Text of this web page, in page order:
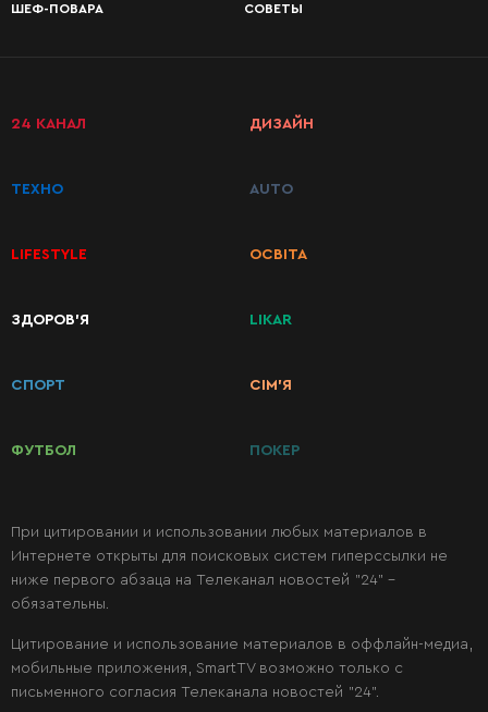
Вторые
Салаты
ШЕФ-ПОВАРА СОВЕТЫ
24 КАНАЛ
ТЕХНО
LIFESTYLE
ЗДОРОВ’Я
СПОРТ
ФУТБОЛ
ДИЗАЙН
AUTO
ОСВІТА
LIKAR
СІМ’Я
ПОКЕР
При цитировании и использовании любых материалов в
Интернете открыты для поисковых систем гиперссылки не
ниже первого абзаца на Телеканал новостей "24" -
обязательны.
Цитирование и использование материалов в оффлайн-медиа,
мобильные приложения, SmartTV возможно только с
письменного согласия Телеканала новостей "24".